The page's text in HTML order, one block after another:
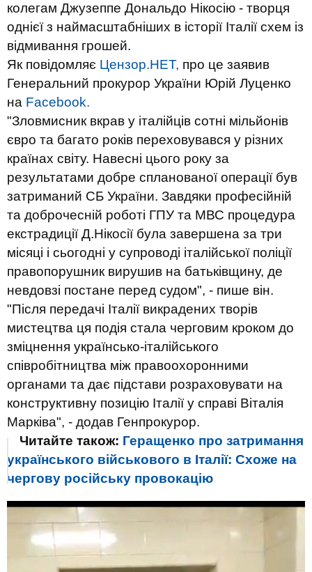
колегам Джузеппе Дональдо Нікосію - творця
однієї з наймасштабніших в історії Італії схем із
відмивання грошей.
Як повідомляє Цензор.НЕТ, про це заявив
Генеральний прокурор України Юрій Луценко
на Facebook.
"Зловмисник вкрав у італійців сотні мільйонів
євро та багато років переховувався у різних
країнах світу. Навесні цього року за
результатами добре спланованої операції був
затриманий СБ України. Завдяки професійній
та доброчесній роботі ГПУ та МВС процедура
екстрадиції Д.Нікосії була завершена за три
місяці і сьогодні у супроводі італійської поліції
правопорушник вирушив на батьківщину, де
невдовзі постане перед судом", - пише він.
"Після передачі Італії викрадених творів
мистецтва ця подія стала черговим кроком до
зміцнення українсько-італійського
співробітництва між правоохоронними
органами та дає підстави розраховувати на
конструктивну позицію Італії у справі Віталія
Марківа", - додав Генпрокурор.
Читайте також: Геращенко про затримання
українського військового в Італії: Схоже на
чергову російську провокацію